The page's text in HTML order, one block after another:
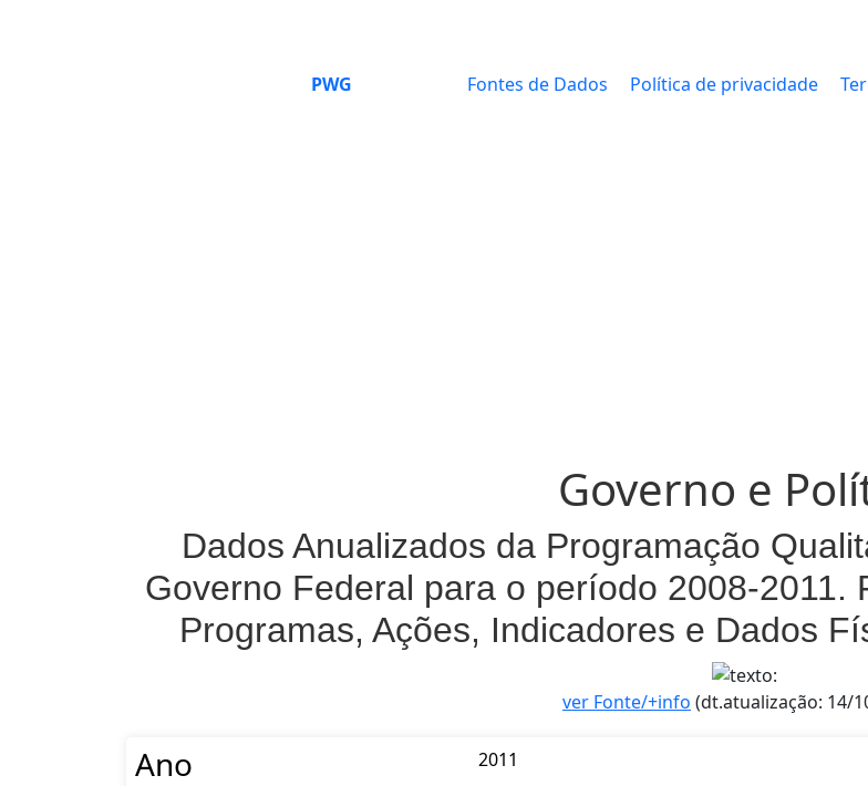
PWG Fontes de Dados Política de privacidade
Governo e
Dados Anualizados da Programação
Governo Federal para o período 2008-2011.
Programas, Ações, Indicadores e Dados
ver Fonte/+info (dt.atualização: 14/
Ano 2011